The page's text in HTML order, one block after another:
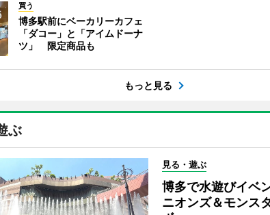
買う
博多駅前にベーカリーカフェ
「ダコー」と「アイムドーナ
ツ」 限定商品も
もっと見る
ぶ
見る・遊ぶ
博多で水遊びイベ
ニオンズ＆モンス